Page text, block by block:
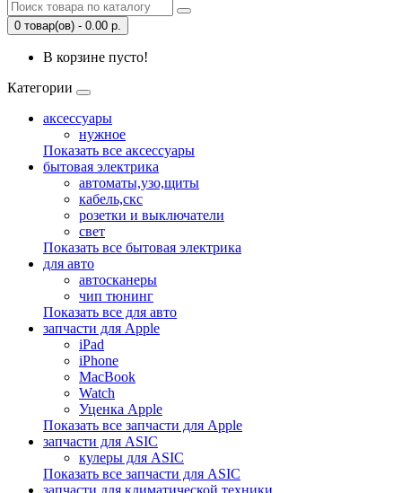
0 товар(ов) - 0.00 р.
В корзине пусто!
Категории
аксессуары
нужное
Показать все аксессуары
бытовая электрика
автоматы,узо,щиты
кабель,скс
розетки и выключатели
свет
Показать все бытовая электрика
для авто
автосканеры
чип тюнинг
Показать все для авто
запчасти для Apple
iPad
iPhone
MacBook
Watch
Уценка Apple
Показать все запчасти для Apple
запчасти для ASIC
кулеры для ASIC
Показать все запчасти для ASIC
запчасти для климатической техники